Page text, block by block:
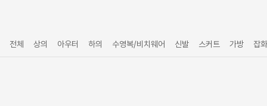
전체 상의 아우터 하의 수영복/비치웨어 신발 스커트 가방 잡화